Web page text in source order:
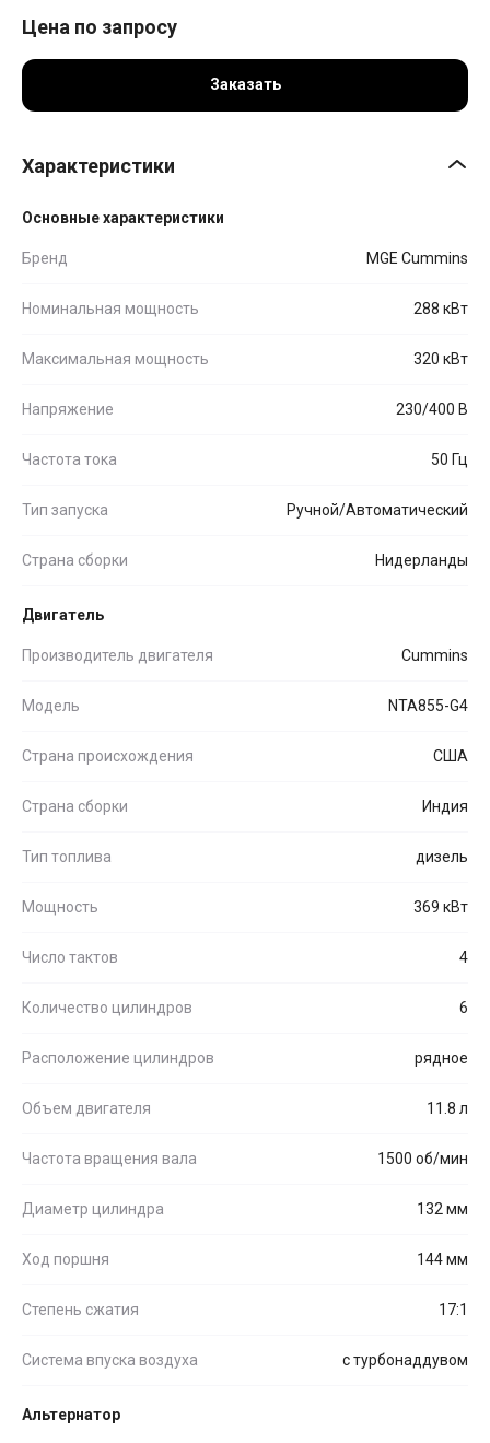
Цена по запросу
Заказать
Характеристики
Основные характеристики
Бренд MGE Cummins
Номинальная мощность 288 кВт
Максимальная мощность 320 кВт
Напряжение 230/400 В
Частота тока 50 Гц
Тип запуска Ручной/Автоматический
Страна сборки Нидерланды
Двигатель
Производитель двигателя Cummins
Модель NTA855-G4
Страна происхождения США
Страна сборки Индия
Тип топлива дизель
Мощность 369 кВт
Число тактов 4
Количество цилиндров 6
Расположение цилиндров рядное
Объем двигателя 11.8 л
Частота вращения вала 1500 об/мин
Диаметр цилиндра 132 мм
Ход поршня 144 мм
Степень сжатия 17:1
Система впуска воздуха с турбонаддувом
Альтернатор